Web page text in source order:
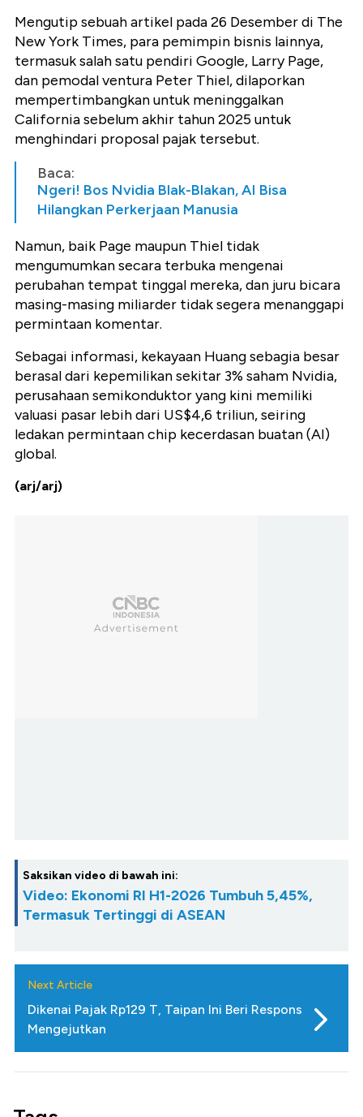
Mengutip sebuah artikel pada 26 Desember di The
New York Times, para pemimpin bisnis lainnya,
termasuk salah satu pendiri Google, Larry Page,
dan pemodal ventura Peter Thiel, dilaporkan
mempertimbangkan untuk meninggalkan
California sebelum akhir tahun 2025 untuk
menghindari proposal pajak tersebut.
Baca:
Ngeri! Bos Nvidia Blak-Blakan, AI Bisa
Hilangkan Perkerjaan Manusia
Namun, baik Page maupun Thiel tidak
mengumumkan secara terbuka mengenai
perubahan tempat tinggal mereka, dan juru bicara
masing-masing miliarder tidak segera menanggapi
permintaan komentar.
Sebagai informasi, kekayaan Huang sebagia besar
berasal dari kepemilikan sekitar 3% saham Nvidia,
perusahaan semikonduktor yang kini memiliki
valuasi pasar lebih dari US$4,6 triliun, seiring
ledakan permintaan chip kecerdasan buatan (AI)
global.
(arj/arj)
Saksikan video di bawah ini:
Video: Ekonomi RI H1-2026 Tumbuh 5,45%,
Termasuk Tertinggi di ASEAN
Next Article
Dikenai Pajak Rp129 T, Taipan Ini Beri Respons
Mengejutkan